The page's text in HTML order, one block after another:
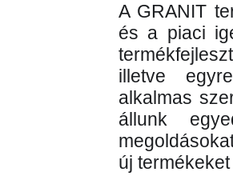
A GRANIT
és a piaci
illetve
alkalmas
állunk
új